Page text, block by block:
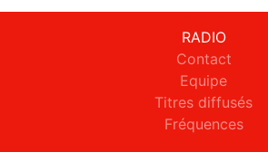
RADIO
Contact
Equipe
Titres diffusés
Fréquences